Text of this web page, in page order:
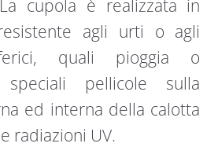
cupola è realizzata in
agli urti o agli
quali pioggia o
pellicole sulla
ed interna della calotta
radiazioni UV.